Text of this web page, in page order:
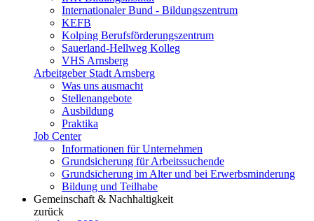
Internationaler Bund - Bildungszentrum
KEFB
Kolping Berufsförderungszentrum
Sauerland-Hellweg Kolleg
VHS Arnsberg
Arbeitgeber Stadt Arnsberg
Was uns ausmacht
Stellenangebote
Ausbildung
Praktika
Job Center
Informationen für Unternehmen
Grundsicherung für Arbeitssuchende
Grundsicherung im Alter und bei Erwerbsminderung
Bildung und Teilhabe
Gemeinschaft & Nachhaltigkeit
zurück